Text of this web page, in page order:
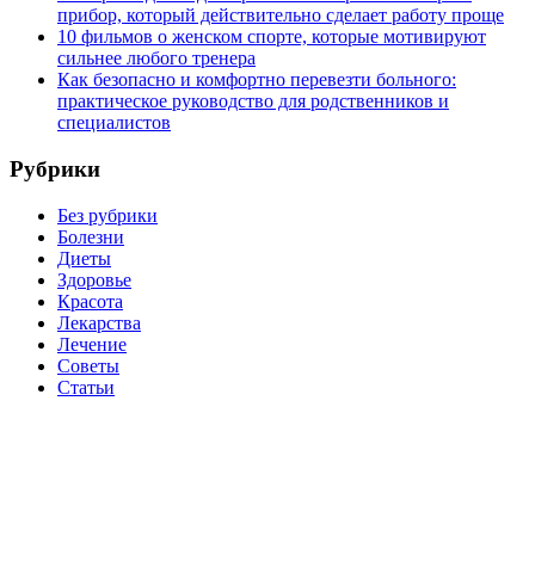
прибор, который действительно сделает работу проще
10 фильмов о женском спорте, которые мотивируют
сильнее любого тренера
Как безопасно и комфортно перевезти больного:
практическое руководство для родственников и
специалистов
Рубрики
Без рубрики
Болезни
Диеты
Здоровье
Красота
Лекарства
Лечение
Советы
Статьи